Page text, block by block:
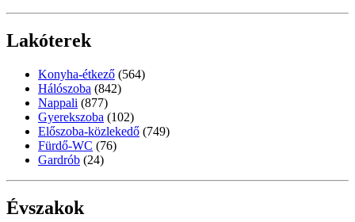
Lakóterek
Konyha-étkező (564)
Hálószoba (842)
Nappali (877)
Gyerekszoba (102)
Előszoba-közlekedő (749)
Fürdő-WC (76)
Gardrób (24)
Évszakok